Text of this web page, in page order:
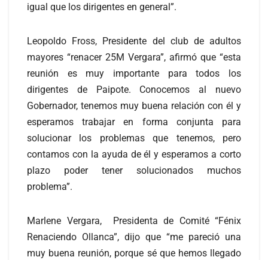
igual que los dirigentes en general”.
Leopoldo Fross, Presidente del club de adultos
mayores “renacer 25M Vergara”, afirmó que “esta
reunión es muy importante para todos los
dirigentes de Paipote. Conocemos al nuevo
Gobernador, tenemos muy buena relación con él y
esperamos trabajar en forma conjunta para
solucionar los problemas que tenemos, pero
contamos con la ayuda de él y esperamos a corto
plazo poder tener solucionados muchos
problema”.
Marlene Vergara, Presidenta de Comité “Fénix
Renaciendo Ollanca”, dijo que “me pareció una
muy buena reunión, porque sé que hemos llegado